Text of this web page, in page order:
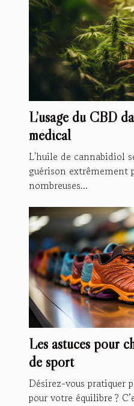
L’usage du CBD
médical
L'huile de cannabidiol
guérison extrêmement
nombreuses...
Les astuces pour
de sport
Désirez-vous pratiquer
pour votre équilibre ?